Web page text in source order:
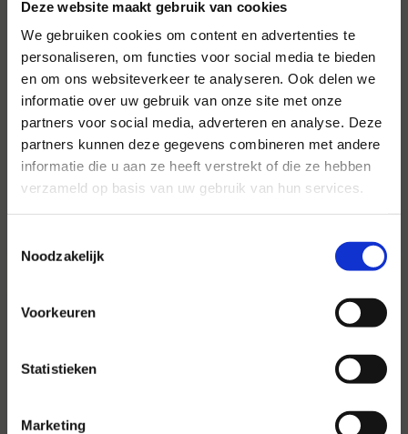
Deze website maakt gebruik van cookies
We gebruiken cookies om content en advertenties te
personaliseren, om functies voor social media te bieden
en om ons websiteverkeer te analyseren. Ook delen we
informatie over uw gebruik van onze site met onze
partners voor social media, adverteren en analyse. Deze
partners kunnen deze gegevens combineren met andere
informatie die u aan ze heeft verstrekt of die ze hebben
verzameld op basis van uw gebruik van hun services.
Noodzakelijk
Voorkeuren
Statistieken
Marketing
Voor al uw evenementen en
partijen
Hansen Evenementen is uw partner voor
evenementen van groot tot klein.